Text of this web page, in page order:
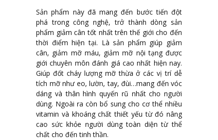
Sản phẩm này đã mang đến bước tiến đột
phá trong công nghệ, trở thành dòng sản
phẩm giảm cân tốt nhất trên thế giới cho đến
thời điểm hiện tại. Là sản phẩm giúp giảm
cân, giảm mỡ máu, giảm mỡ nội tạng được
giới chuyên môn đánh giá cao nhất hiện nay.
Giúp đốt cháy lượng mỡ thừa ở các vị trí dễ
tích mỡ như eo, lườn, tay, đùi…mang đến vóc
dáng và thân hình quyến rũ nhất cho người
dùng. Ngoài ra còn bổ sung cho cơ thể nhiều
vitamin và khoáng chất thiết yếu từ đó nâng
cao sức khỏe người dùng toàn diện từ thể
chất cho đến tinh thần.